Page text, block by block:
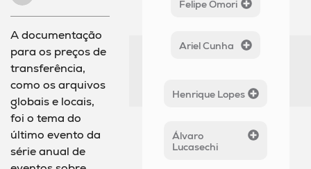
A documentação
para os preços de
transferência,
como os arquivos
globais e locais,
foi o tema do
último evento da
série anual de
Felipe Omori
Ariel Cunha
Henrique Lopes
Álvaro
Lucasechi